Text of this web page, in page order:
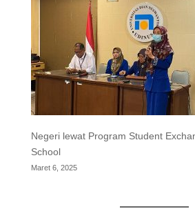
Negeri lewat Program Student
School
Maret 6, 2025